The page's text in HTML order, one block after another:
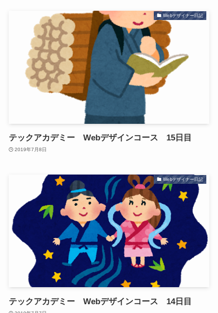
Webデザイナー日記
テックアカデミー Webデザインコース 15日目
2019年7月8日
Webデザイナー日記
テックアカデミー Webデザインコース 14日目